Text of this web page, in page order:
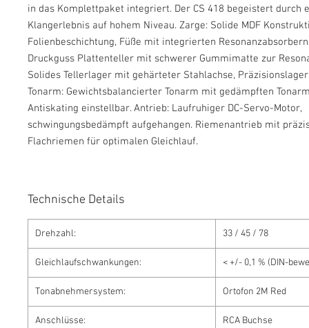
in das Komplettpaket integriert. Der CS 418 begeistert durch
Klangerlebnis auf hohem Niveau. Zarge: Solide MDF
Folienbeschichtung, Füße mit integrierten
Druckguss Plattenteller mit schwerer Gummimatte zur
Solides Tellerlager mit gehärteter Stahlachse,
Tonarm: Gewichtsbalancierter Tonarm mit gedämpften
Antiskating einstellbar. Antrieb: Laufruhiger DC-Servo-Motor,
schwingungsbedämpft aufgehangen. Riemenantrieb mit
Flachriemen für optimalen Gleichlauf.
Technische Details
Drehzahl: 33 / 45 / 78
Gleichlaufschwankungen: < +/- 0,1 % (DIN-
Tonabnehmersystem: Ortofon 2M Red
Anschlüsse: RCA Buchse